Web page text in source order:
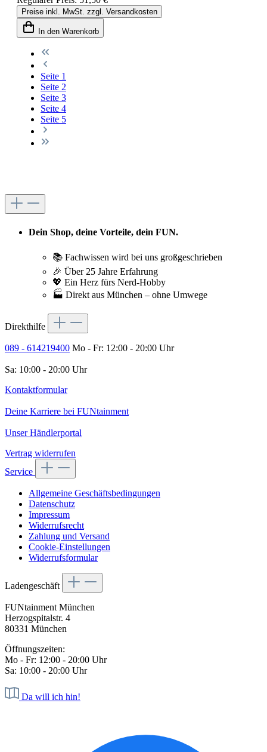
Preise inkl. MwSt. zzgl. Versandkosten
In den Warenkorb
Seite 1
Seite 2
Seite 3
Seite 4
Seite 5
Dein Shop, deine Vorteile, dein FUN.
📚 Fachwissen wird bei uns großgeschrieben
🎉 Über 25 Jahre Erfahrung
💖 Ein Herz fürs Nerd-Hobby
🏭 Direkt aus München – ohne Umwege
Direkthilfe
089 - 614219400 Mo - Fr: 12:00 - 20:00 Uhr
Sa: 10:00 - 20:00 Uhr
Kontaktformular
Deine Karriere bei FUNtainment
Unser Händlerportal
Vertrag widerrufen
Service
Allgemeine Geschäftsbedingungen
Datenschutz
Impressum
Widerrufsrecht
Zahlung und Versand
Cookie-Einstellungen
Widerrufsformular
Ladengeschäft
FUNtainment München
Herzogspitalstr. 4
80331 München
Öffnungszeiten:
Mo - Fr: 12:00 - 20:00 Uhr
Sa: 10:00 - 20:00 Uhr
Da will ich hin!